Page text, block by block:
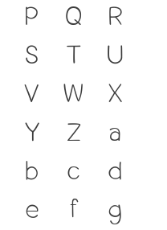
P
Q
R
S
T
U
V
W
X
Y
Z
a
b
c
d
e
f
g